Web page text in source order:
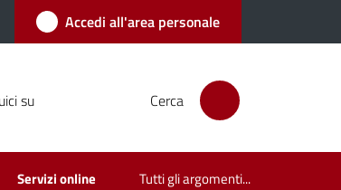
Accedi all'area personale
su Cerca
Servizi online Tutti gli argomenti...